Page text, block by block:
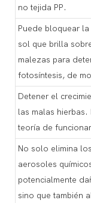
no tejida PP.
Puede bloquear
sol que brilla
malezas para
fotosíntesis, de
Detener el
las malas hierbas.
teoría de
No solo elimina los
aerosoles
potencialmente
sino que también